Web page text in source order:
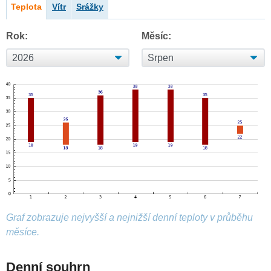
Teplota Vítr Srážky
Rok: Měsíc:
Graf zobrazuje nejvyšší a nejnižší denní teploty v průběhu
měsíce.
Denní souhrn